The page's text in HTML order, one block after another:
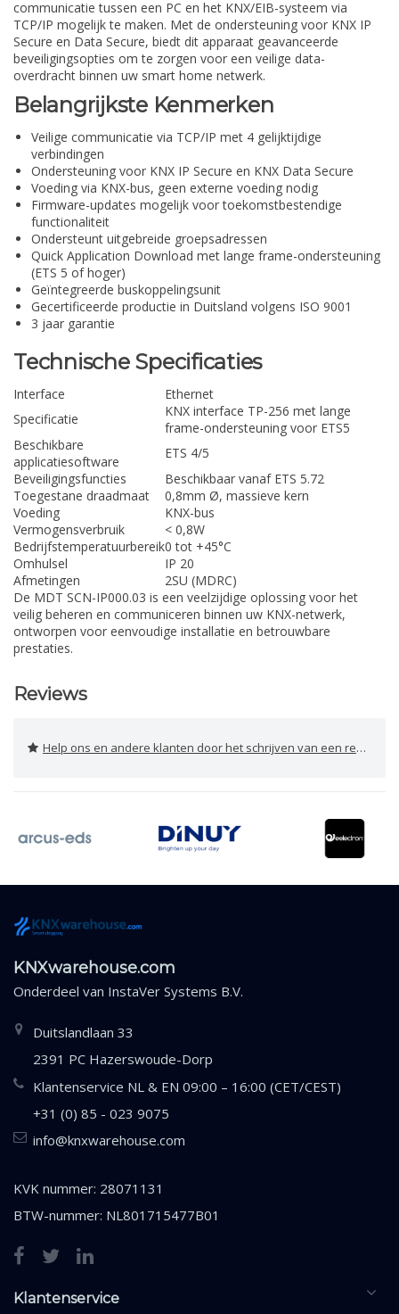
communicatie tussen een PC en het KNX/EIB-systeem via
TCP/IP mogelijk te maken. Met de ondersteuning voor KNX IP
Secure en Data Secure, biedt dit apparaat geavanceerde
beveiligingsopties om te zorgen voor een veilige data-
overdracht binnen uw smart home netwerk.
Belangrijkste Kenmerken
Veilige communicatie via TCP/IP met 4 gelijktijdige
verbindingen
Ondersteuning voor KNX IP Secure en KNX Data Secure
Voeding via KNX-bus, geen externe voeding nodig
Firmware-updates mogelijk voor toekomstbestendige
functionaliteit
Ondersteunt uitgebreide groepsadressen
Quick Application Download met lange frame-ondersteuning
(ETS 5 of hoger)
Geïntegreerde buskoppelingsunit
Gecertificeerde productie in Duitsland volgens ISO 9001
3 jaar garantie
Technische Specificaties
Interface
Ethernet
Specificatie
KNX interface TP-256 met lange
frame-ondersteuning voor ETS5
Beschikbare
applicatiesoftware
ETS 4/5
Beveiligingsfuncties
Beschikbaar vanaf ETS 5.72
Toegestane draadmaat
0,8mm Ø, massieve kern
Voeding
KNX-bus
Vermogensverbruik
< 0,8W
Bedrijfstemperatuurbereik0 tot +45°C
Omhulsel
IP 20
Afmetingen
2SU (MDRC)
De MDT SCN-IP000.03 is een veelzijdige oplossing voor het
veilig beheren en communiceren binnen uw KNX-netwerk,
ontworpen voor eenvoudige installatie en betrouwbare
prestaties.
Reviews
Help ons en andere klanten door het schrijven van een review
KNXwarehouse.com
Onderdeel van InstaVer Systems B.V.
Duitslandlaan 33
2391 PC Hazerswoude-Dorp
Klantenservice NL & EN 09:00 – 16:00 (CET/CEST)
+31 (0) 85 - 023 9075
info@knxwarehouse.com
KVK nummer: 28071131
BTW-nummer: NL801715477B01
Klantenservice